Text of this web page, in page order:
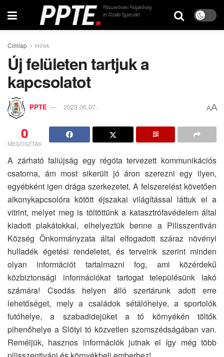
Címlap Hírek
Új felületen tartjuk a
kapcsolatot
PPTE 2023.06.07. AA
0
MEGOSZTÁS
A zárható faliújság egy régóta tervezett kommunikációs
csatorna, ám most sikerült jó áron szerezni egy ilyen,
egyébként igen drága szerkezetet. A felszerelést követően
alkonykapcsolóra kötött éjszakai világítással láttuk el a
vitrint, melyet meg is töltöttünk a katasztrófavédelem által
kiadott plakátokkal, elhelyeztük benne a Pilisszentiván
Község Önkormányzata által elfogadott száraz növényi
hulladék égetési rendeletet, és terveink szerint minden
olyan információt tartalmazni fog, ami közérdekű
közbiztonsági információkat tartogat településünk lakó
számára! Csodás helyen álló szertárunk adott erre
lehetőséget, mely a családok sétálóhelye, a sportolók
futóhelye, a szabadidejüket a tó környékén töltők
pihenőhelye a Slötyi tó közvetlen szomszédságában van.
Reméljük, hasznos információk jutnak el így még több